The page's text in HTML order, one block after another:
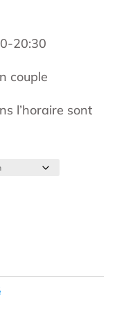
20:30
couple
l’horaire sont